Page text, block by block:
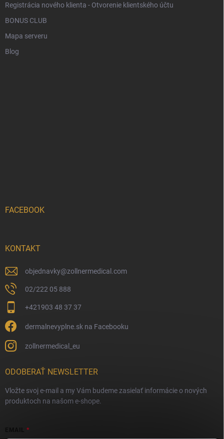
Registrácia nového klienta - Otvorenie klientského účtu
BONUS CLUB
Mapa serveru
Blog
FACEBOOK
KONTAKT
objednavky@zollnermedical.com
02/222 05 888
+421903 48 37 37
dermalnevyplne.sk na Facebooku
zollnermedical_eu
ODOBERAŤ NEWSLETTER
Vložte svoj e-mail a my Vám budeme zasielať informácie o nových
produktoch na našom e-shope.